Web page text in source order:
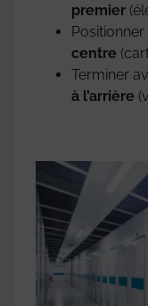
premier
Positionner
centre
Terminer
à l’arrière